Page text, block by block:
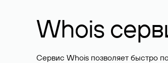
Whois
Сервис Whois позволяет быстро